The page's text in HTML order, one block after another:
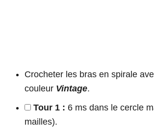
Crocheter les bras en spirale
couleur Vintage.
Tour 1 : 6 ms dans le cercle
mailles).